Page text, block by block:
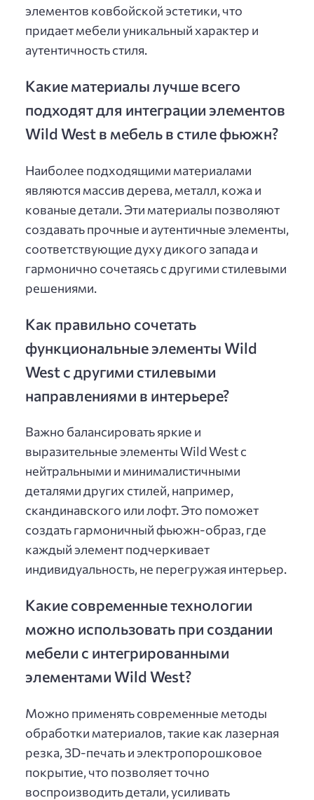
элементов ковбойской эстетики, что
придает мебели уникальный характер и
аутентичность стиля.
Какие материалы лучше всего
подходят для интеграции элементов
Wild West в мебель в стиле фьюжн?
Наиболее подходящими материалами
являются массив дерева, металл, кожа и
кованые детали. Эти материалы позволяют
создавать прочные и аутентичные элементы,
соответствующие духу дикого запада и
гармонично сочетаясь с другими стилевыми
решениями.
Как правильно сочетать
функциональные элементы Wild
West с другими стилевыми
направлениями в интерьере?
Важно балансировать яркие и
выразительные элементы Wild West с
нейтральными и минималистичными
деталями других стилей, например,
скандинавского или лофт. Это поможет
создать гармоничный фьюжн-образ, где
каждый элемент подчеркивает
индивидуальность, не перегружая интерьер.
Какие современные технологии
можно использовать при создании
мебели с интегрированными
элементами Wild West?
Можно применять современные методы
обработки материалов, такие как лазерная
резка, 3D-печать и электропорошковое
покрытие, что позволяет точно
воспроизводить детали, усиливать